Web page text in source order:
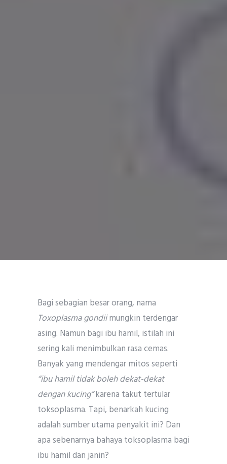
Bagi sebagian besar orang, nama
Toxoplasma gondiimungkin terdengar
asing. Namun bagi ibu hamil, istilah ini
sering kali menimbulkan rasa cemas.
Banyak yang mendengar mitos seperti
“ibu hamil tidak boleh dekat-dekat
dengan kucing”karena takut tertular
toksoplasma. Tapi, benarkah kucing
adalah sumber utama penyakit ini? Dan
apa sebenarnya bahaya toksoplasma bagi
ibu hamil dan janin?